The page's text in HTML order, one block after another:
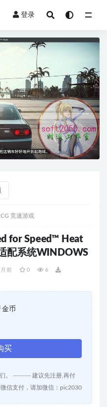
登录
竞速游戏
for Speed™ Heat
配系统WINDOWS
前 0 6
金币
买
。 --------- 建议先注册,再付
信支付，请加微信：pic2030